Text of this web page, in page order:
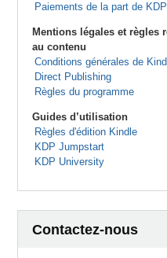
Paiements de la part de KDP
Mentions légales et règles
au contenu
Conditions générales de
Direct Publishing
Règles du programme
Guides d’utilisation
Règles d'édition Kindle
KDP Jumpstart
KDP University
Contactez-nous